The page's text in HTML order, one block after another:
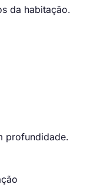
da habitação.
profundidade.